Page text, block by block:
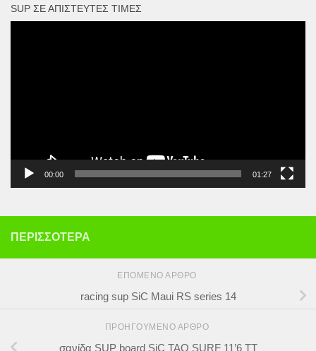
SUP ΣΕ ΑΠΊΣΤΕΥΤΕΣ ΤΙΜΈΣ
00:00 01:27
ΠΕΡΙΣΣΌΤΕΡΑ
ΕΠΌΜΕΝΟ ΆΡΘΡΟ
racing sup SiC Maui RS series 14
ΠΡΟΗΓΟΎΜΕΝΟ ΆΡΘΡΟ
σανίδα SUP board SiC TAO SURF 11’6 TT